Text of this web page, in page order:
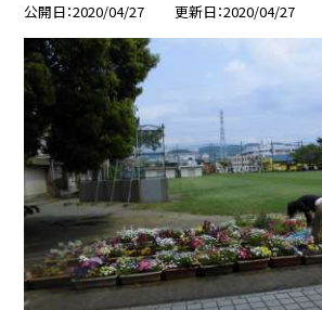
公開日 2020/04/27 更新日 2020/04/27